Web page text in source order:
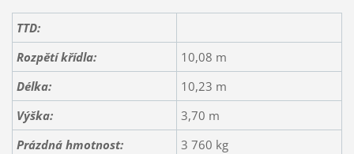
TTD:
Rozpětí křídla:
10,08 m
Délka:
10,23 m
Výška:
3,70 m
Prázdná hmotnost:
3 760 kg